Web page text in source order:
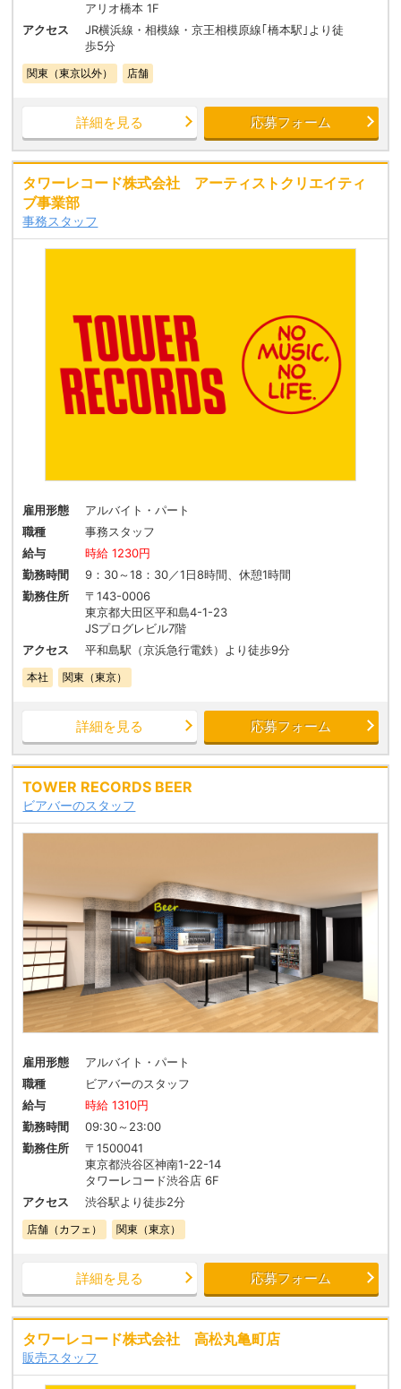
アリオ橋本 1F
アクセス
JR横浜線・相模線・京王相模原線｢橋本駅｣より徒
歩5分
関東（東京以外） 店舗
詳細を見る 応募フォーム
タワーレコード株式会社 アーティストクリエイティ
ブ事業部
事務スタッフ
雇用形態
アルバイト・パート
職種
事務スタッフ
給与
時給 1230円
勤務時間
9：30～18：30／1日8時間、休憩1時間
勤務住所
〒143-0006
東京都大田区平和島4-1-23
JSプログレビル7階
アクセス
平和島駅（京浜急行電鉄）より徒歩9分
本社 関東（東京）
詳細を見る 応募フォーム
TOWER RECORDS BEER
ビアバーのスタッフ
雇用形態
アルバイト・パート
職種
ビアバーのスタッフ
給与
時給 1310円
勤務時間
09:30～23:00
勤務住所
〒1500041
東京都渋谷区神南1-22-14
タワーレコード渋谷店 6F
アクセス
渋谷駅より徒歩2分
店舗（カフェ） 関東（東京）
詳細を見る 応募フォーム
タワーレコード株式会社 高松丸亀町店
販売スタッフ